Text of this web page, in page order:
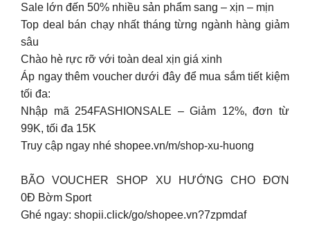
Sale lớn đến 50% nhiều sản phẩm sang – xịn – mịn
Top deal bán chạy nhất tháng từng ngành hàng giảm
sâu
Chào hè rực rỡ với toàn deal xịn giá xinh
Áp ngay thêm voucher dưới đây để mua sắm tiết kiệm
tối đa:
Nhập mã 254FASHIONSALE – Giảm 12%, đơn từ
99K, tối đa 15K
Truy cập ngay nhé shopee.vn/m/shop-xu-huong
BÃO VOUCHER SHOP XU HƯỚNG CHO ĐƠN
0Đ Bờm Sport
️Ghé ngay: shopii.click/go/shopee.vn?7zpmdaf